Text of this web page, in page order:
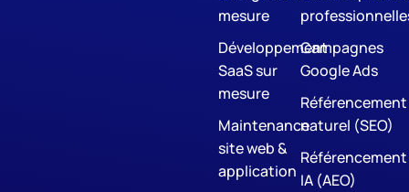
mesure
Développement
SaaS sur
mesure
Maintenance
site web &
application
Campagnes
Google Ads
Référencement
naturel (SEO)
Référencement
IA (AEO)